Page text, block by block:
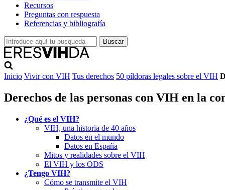
Recursos
Preguntas con respuesta
Referencias y bibliografía
Inicio Vivir con VIH Tus derechos 50 píldoras legales sobre el VIH
Derechos de las personas con VIH en la
¿Qué es el VIH?
VIH, una historia de 40 años
Datos en el mundo
Datos en España
Mitos y realidades sobre el VIH
El VIH y los ODS
¿Tengo VIH?
Cómo se transmite el VIH